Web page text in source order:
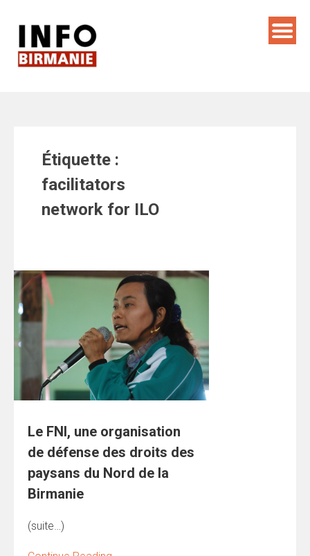
Étiquette :
facilitators
network for ILO
Le FNI, une organisation
de défense des droits des
paysans du Nord de la
Birmanie
(suite…)